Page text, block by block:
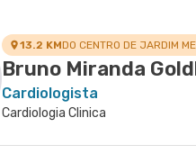
13.2 KMDO CENTRO DE JARDIM
Bruno Miranda
Cardiologista
Cardiologia Clinica